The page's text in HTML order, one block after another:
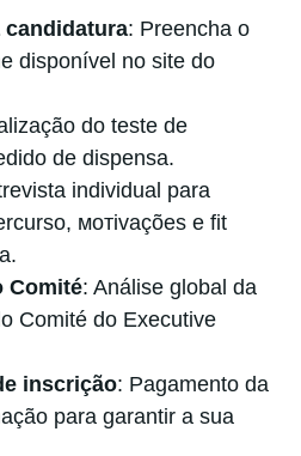
candidatura: Preencha o
disponível no site do
do teste de
de dispensa.
individual para
мотivações e fit
Comité: Análise global da
Comité do Executive
inscrição: Pagamento da
para garantir a sua